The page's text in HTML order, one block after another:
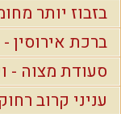
בזבוז יותר
ברכת אירוסין
סעודת מצוה -
עניני קרוב